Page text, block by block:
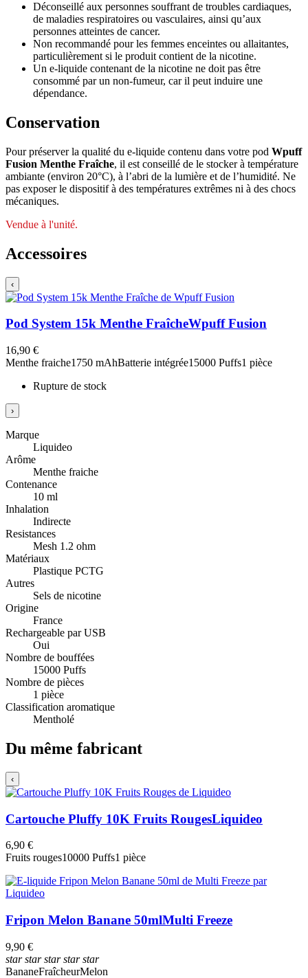
Déconseillé aux personnes souffrant de troubles cardiaques,
de maladies respiratoires ou vasculaires, ainsi qu’aux
personnes atteintes de cancer.
Non recommandé pour les femmes enceintes ou allaitantes,
particulièrement si le produit contient de la nicotine.
Un e-liquide contenant de la nicotine ne doit pas être
consommé par un non-fumeur, car il peut induire une
dépendance.
Conservation
Pour préserver la qualité du e-liquide contenu dans votre pod Wpuff
Fusion Menthe Fraîche, il est conseillé de le stocker à température
ambiante (environ 20°C), à l’abri de la lumière et de l’humidité. Ne
pas exposer le dispositif à des températures extrêmes ni à des chocs
mécaniques.
Vendue à l'unité.
Accessoires
‹
Pod System 15k Menthe FraîcheWpuff Fusion
16,90 €
Menthe fraiche1750 mAhBatterie intégrée15000 Puffs1 pièce
Rupture de stock
›
Marque
Liquideo
Arôme
Menthe fraiche
Contenance
10 ml
Inhalation
Indirecte
Resistances
Mesh 1.2 ohm
Matériaux
Plastique PCTG
Autres
Sels de nicotine
Origine
France
Rechargeable par USB
Oui
Nombre de bouffées
15000 Puffs
Nombre de pièces
1 pièce
Classification aromatique
Mentholé
Du même fabricant
‹
Cartouche Pluffy 10K Fruits RougesLiquideo
6,90 €
Fruits rouges10000 Puffs1 pièce
Fripon Melon Banane 50mlMulti Freeze
9,90 €
starstarstarstarstar
BananeFraîcheurMelon